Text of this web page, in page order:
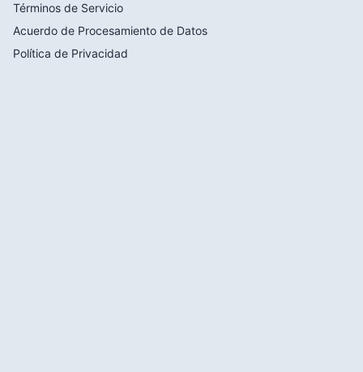
Términos de Servicio
Acuerdo de Procesamiento de Datos
Política de Privacidad